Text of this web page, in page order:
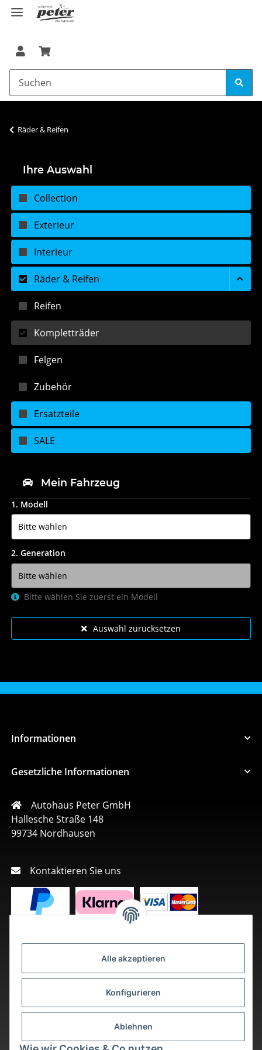
Alle akzeptieren
Konfigurieren
Ablehnen
Räder & Reifen
Ihre Auswahl
Collection
Exterieur
Interieur
Räder & Reifen
Reifen
Kompletträder
Felgen
Zubehör
Ersatzteile
SALE
Mein Fahrzeug
1. Modell
2. Generation
Bitte wählen Sie zuerst ein Modell
Auswahl zurücksetzen
Informationen
Gesetzliche Informationen
Autohaus Peter GmbH
Hallesche Straße 148
99734 Nordhausen
Kontaktieren Sie uns